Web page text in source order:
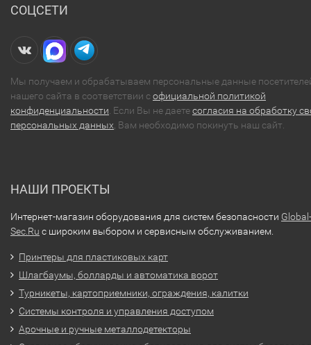
СОЦСЕТИ
Мы получаем и обрабатываем персональные данные
нашего сайта в соответствии софициальной политикой
конфиденциальности . Если Вы не даетесогласия на обработку
персональных данных , Вам необходимо покинуть наш сайт.
НАШИ ПРОЕКТЫ
Интернет-магазин оборудования для систем безопасности Global-
Sec.Ru с широким выбором и сервисным обслуживанием.
Принтеры для пластиковых карт
Шлагбаумы, болларды и автоматика ворот
Турникеты, картоприемники, ограждения, калитки
Системы контроля и управления доступом
Арочные и ручные металлодетекторы